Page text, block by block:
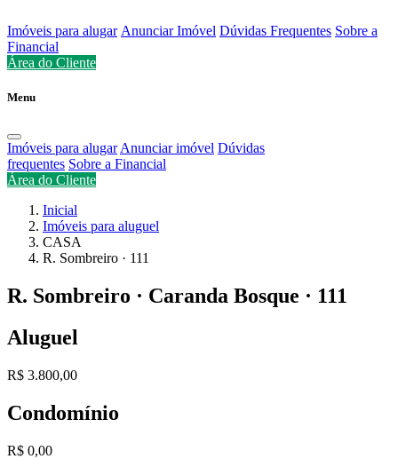
Imóveis para alugar Anunciar Imóvel Dúvidas Frequentes Sobre a
Financial
Área do Cliente
Menu
Imóveis para alugar Anunciar imóvel Dúvidas
frequentes Sobre a Financial
Área do Cliente
Inicial
Imóveis para aluguel
CASA
R. Sombreiro · 111
R. Sombreiro · Caranda Bosque · 111
Aluguel
R$ 3.800,00
Condomínio
R$ 0,00